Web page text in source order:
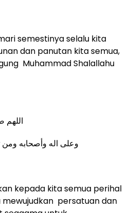
semestinya selalu kita
dan panutan kita semua,
Muhammad Shalallahu
وعلى اله وأصحابه ومن
kepada kita semua perihal
persatuan dan